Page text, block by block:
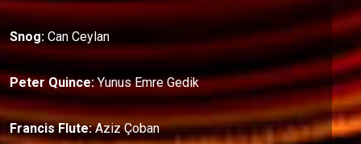
Snog: Can Ceylan
Peter Quince:Yunus Emre Gedik
Francis Flute:Aziz Çoban